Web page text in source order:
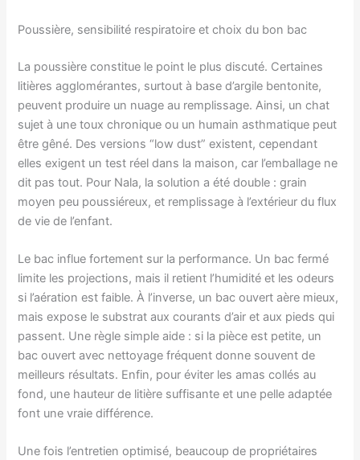
Poussière, sensibilité respiratoire et choix du bon bac
La poussière constitue le point le plus discuté. Certaines
litières agglomérantes, surtout à base d’argile bentonite,
peuvent produire un nuage au remplissage. Ainsi, un chat
sujet à une toux chronique ou un humain asthmatique peut
être gêné. Des versions “low dust” existent, cependant
elles exigent un test réel dans la maison, car l’emballage ne
dit pas tout. Pour Nala, la solution a été double : grain
moyen peu poussiéreux, et remplissage à l’extérieur du flux
de vie de l’enfant.
Le bac influe fortement sur la performance. Un bac fermé
limite les projections, mais il retient l’humidité et les odeurs
si l’aération est faible. À l’inverse, un bac ouvert aère mieux,
mais expose le substrat aux courants d’air et aux pieds qui
passent. Une règle simple aide : si la pièce est petite, un
bac ouvert avec nettoyage fréquent donne souvent de
meilleurs résultats. Enfin, pour éviter les amas collés au
fond, une hauteur de litière suffisante et une pelle adaptée
font une vraie différence.
Une fois l’entretien optimisé, beaucoup de propriétaires